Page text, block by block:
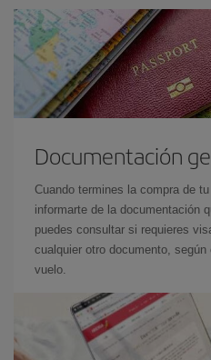
Documentación
Cuando termines la compra de
informarte de la documentación
puedes consultar si requieres
cualquier otro documento,
vuelo.